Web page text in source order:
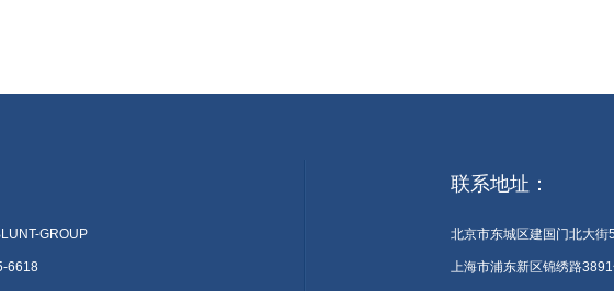
GROUP
6618
联系地址：
北京市东城区建国门北大街
上海市浦东新区锦绣路